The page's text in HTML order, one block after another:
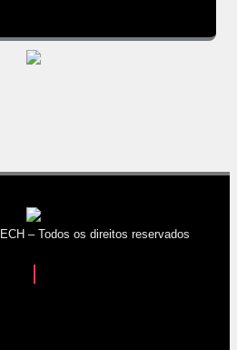
– Todos os direitos reservados